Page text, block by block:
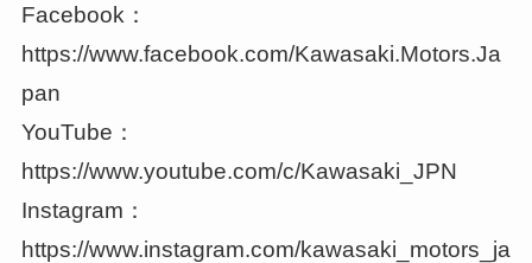
Facebook：
https://www.facebook.com/Kawasaki.Motors.Ja
pan
YouTube：
https://www.youtube.com/c/Kawasaki_JPN
Instagram：
https://www.instagram.com/kawasaki_motors_ja